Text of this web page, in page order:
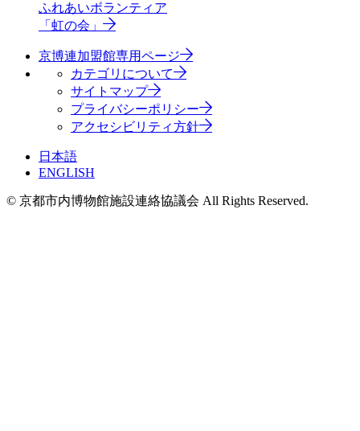
ふれあいボランティア
「虹の会」
京博連加盟館専用ページ
カテゴリについて
サイトマップ
プライバシーポリシー
アクセシビリティ方針
日本語
ENGLISH
© 京都市内博物館施設連絡協議会 All Rights Reserved.